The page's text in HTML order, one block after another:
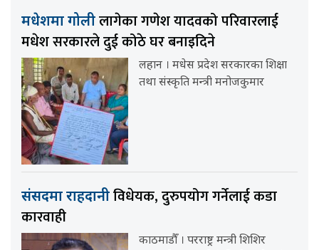
मधेशमा गोलीलागेका गणेश यादवको परिवारलाई
मधेश सरकारले दुई कोठे घर बनाइदिने
लहान । मधेस प्रदेश सरकारका शिक्षा
तथा संस्कृति मन्त्री मनोजकुमार
संसदमा राहदानीविधेयक, दुरुपयोग गर्नेलाई कडा
कारवाही
काठमाडौँ । परराष्ट्र मन्त्री शिशिर